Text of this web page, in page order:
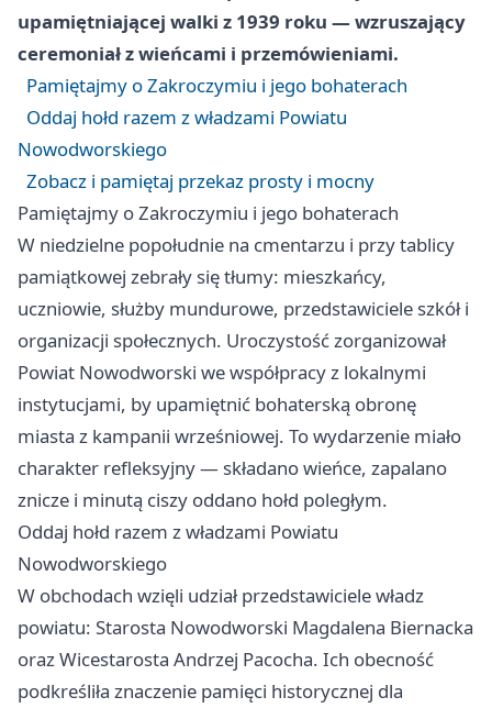
upamiętniającej walki z 1939 roku — wzruszający
ceremoniał z wieńcami i przemówieniami.
Pamiętajmy o Zakroczymiu i jego bohaterach
Oddaj hołd razem z władzami Powiatu
Nowodworskiego
Zobacz i pamiętaj przekaz prosty i mocny
Pamiętajmy o Zakroczymiu i jego bohaterach
W niedzielne popołudnie na cmentarzu i przy tablicy
pamiątkowej zebrały się tłumy: mieszkańcy,
uczniowie, służby mundurowe, przedstawiciele szkół i
organizacji społecznych. Uroczystość zorganizował
Powiat Nowodworski we współpracy z lokalnymi
instytucjami, by upamiętnić bohaterską obronę
miasta z kampanii wrześniowej. To wydarzenie miało
charakter refleksyjny — składano wieńce, zapalano
znicze i minutą ciszy oddano hołd poległym.
Oddaj hołd razem z władzami Powiatu
Nowodworskiego
W obchodach wzięli udział przedstawiciele władz
powiatu: Starosta Nowodworski Magdalena Biernacka
oraz Wicestarosta Andrzej Pacocha. Ich obecność
podkreśliła znaczenie pamięci historycznej dla